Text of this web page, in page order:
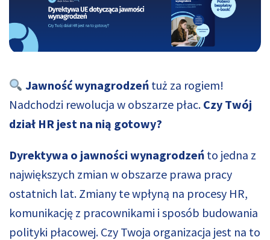
Jawność wynagrodzeń tuż za rogiem!
Nadchodzi rewolucja w obszarze płac. Czy Twój
dział HR jest na nią gotowy?
Dyrektywa o jawności wynagrodzeń to jedna z
największych zmian w obszarze prawa pracy
ostatnich lat. Zmiany te wpłyną na procesy HR,
komunikację z pracownikami i sposób budowania
polityki płacowej. Czy Twoja organizacja jest na to